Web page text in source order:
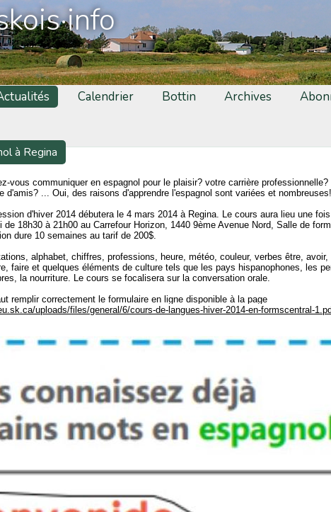
Calendrier Bottin Archives
à Regina
vous communiquer en espagnol pour le plaisir? votre carrière professionnelle?
d'amis? ... Oui, des raisons d'apprendre l'espagnol sont variées et nombreuses!
d'hiver 2014 débutera le 4 mars 2014 à Regina. Le cours aura lieu une
de 18h30 à 21h00 au Carrefour Horizon, 1440 9ème Avenue Nord, Salle de
dure 10 semaines au tarif de 200$.
alphabet, chiffres, professions, heure, météo, couleur, verbes être, avoir,
faire et quelques éléments de culture tels que les pays hispanophones, les
la nourriture. Le cours se focalisera sur la conversation orale.
remplir correctement le formulaire en ligne disponible à la page
uploads/files/general/6/cours-de-langues-hiver-2014-en-formscentral-